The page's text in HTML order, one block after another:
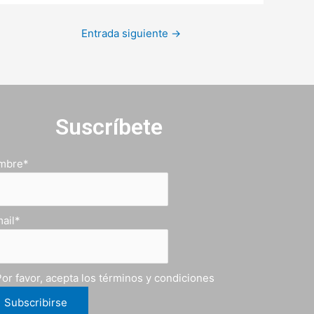
Entrada siguiente →
Suscríbete
favor, acepta los términos y condiciones